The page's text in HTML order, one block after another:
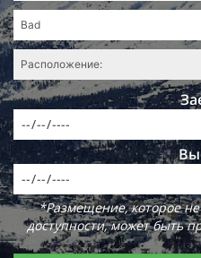
*Размещение, которое
доступности, может быть